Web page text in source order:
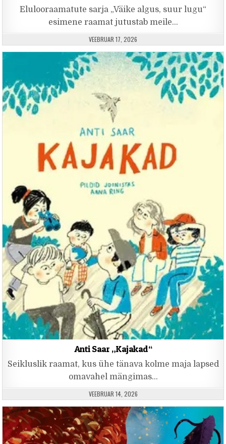
Elulooraamatute sarja „Väike algus, suur lugu“
esimene raamat jutustab meile…
PUBLISHED DATE:
VEEBRUAR 17, 2026
Anti Saar „Kajakad“
Seikluslik raamat, kus ühe tänava kolme maja lapsed
omavahel mängimas…
PUBLISHED DATE:
VEEBRUAR 14, 2026